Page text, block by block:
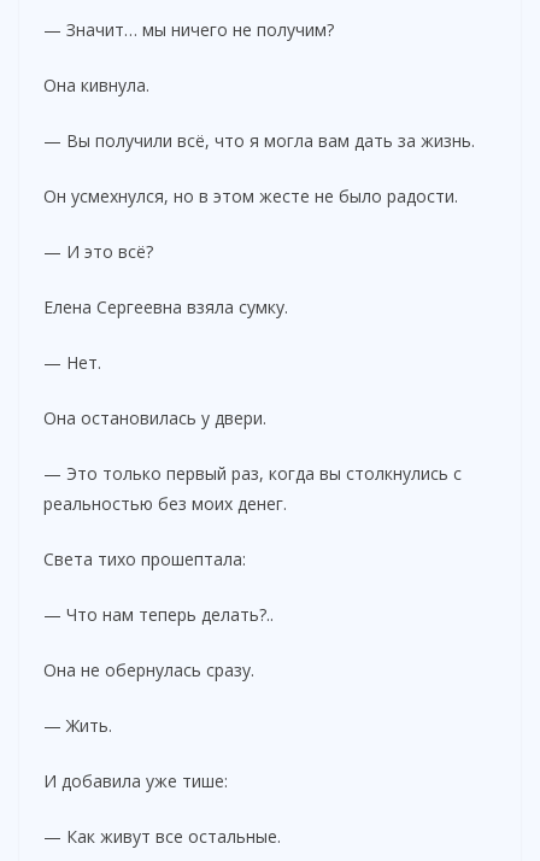
— Значит… мы ничего не получим?
Она кивнула.
— Вы получили всё, что я могла вам дать за жизнь.
Он усмехнулся, но в этом жесте не было радости.
— И это всё?
Елена Сергеевна взяла сумку.
— Нет.
Она остановилась у двери.
— Это только первый раз, когда вы столкнулись с
реальностью без моих денег.
Света тихо прошептала:
— Что нам теперь делать?..
Она не обернулась сразу.
— Жить.
И добавила уже тише:
— Как живут все остальные.